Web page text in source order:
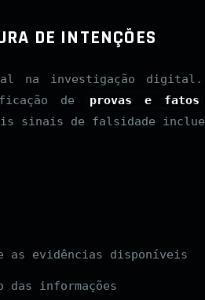
DE INTENÇÕES
na investigação
de provas e fatos
sinais de falsidade
as evidências disponíveis
informações